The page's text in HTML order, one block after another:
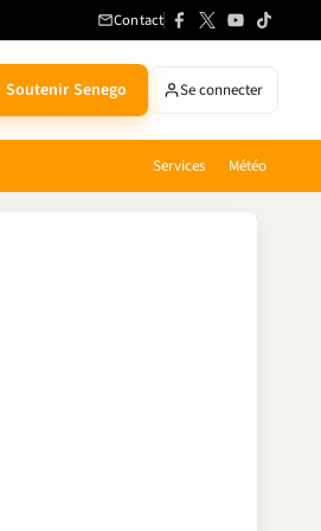
Contact
Soutenir Senego Se connecter
Services Météo